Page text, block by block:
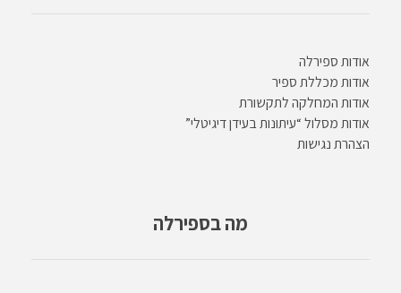
אודות ספירלה
אודות מכללת ספיר
אודות המחלקה לתקשורת
אודות מסלול “עיתונות בעידן דיגיטלי”
הצהרת נגישות
מה בספירלה